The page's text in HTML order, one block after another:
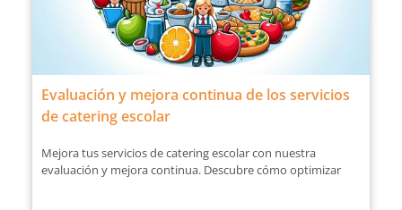
Evaluación y mejora continua de los servicios
de catering escolar
Mejora tus servicios de catering escolar con nuestra
evaluación y mejora continua. Descubre cómo optimizar